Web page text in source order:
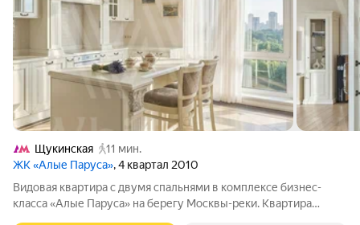
Щукинская
11 мин.
ЖК «Алые Паруса», 4 квартал 2010
Видовая квартира с двумя спальнями в комплексе бизнес-
класса «Алые Паруса» на берегу Москвы-реки. Квартира